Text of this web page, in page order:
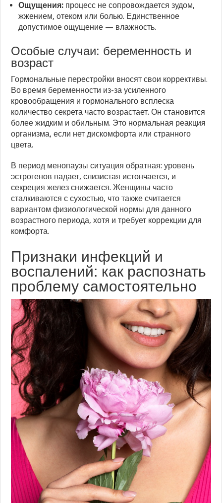
Ощущения: процесс не сопровождается зудом,
жжением, отеком или болью. Единственное
допустимое ощущение — влажность.
Особые случаи: беременность и
возраст
Гормональные перестройки вносят свои коррективы.
Во время беременности из-за усиленного
кровообращения и гормонального всплеска
количество секрета часто возрастает. Он становится
более жидким и обильным. Это нормальная реакция
организма, если нет дискомфорта или странного
цвета.
В период менопаузы ситуация обратная: уровень
эстрогенов падает, слизистая истончается, и
секреция желез снижается. Женщины часто
сталкиваются с сухостью, что также считается
вариантом физиологической нормы для данного
возрастного периода, хотя и требует коррекции для
комфорта.
Признаки инфекций и
воспалений: как распознать
проблему самостоятельно